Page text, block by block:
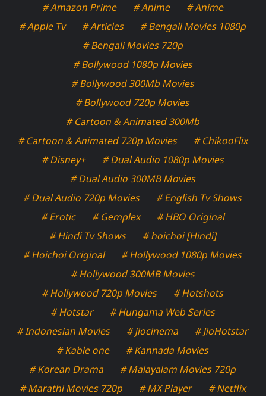
# Amazon Prime
# Anime
# Anime
# Apple Tv
# Articles
# Bengali Movies 1080p
# Bengali Movies 720p
# Bollywood 1080p Movies
# Bollywood 300Mb Movies
# Bollywood 720p Movies
# Cartoon & Animated 300Mb
# Cartoon & Animated 720p Movies
# ChikooFlix
# Disney+
# Dual Audio 1080p Movies
# Dual Audio 300MB Movies
# Dual Audio 720p Movies
# English Tv Shows
# Erotic
# Gemplex
# HBO Original
# Hindi Tv Shows
# hoichoi [Hindi]
# Hoichoi Original
# Hollywood 1080p Movies
# Hollywood 300MB Movies
# Hollywood 720p Movies
# Hotshots
# Hotstar
# Hungama Web Series
# Indonesian Movies
# jiocinema
# JioHotstar
# Kable one
# Kannada Movies
# Korean Drama
# Malayalam Movies 720p
# Marathi Movies 720p
# MX Player
# Netflix